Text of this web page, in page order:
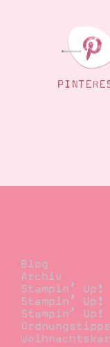
Blog
Archiv
Stampin’
Stampin’
Stampin’
Ordnungstipps